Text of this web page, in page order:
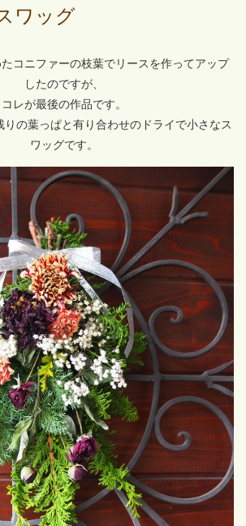
ワッグ
コニファーの枝葉でリースを作ってアップ
したのですが、
コレが最後の作品です。
りの葉っぱと有り合わせのドライで小さなス
ワッグです。